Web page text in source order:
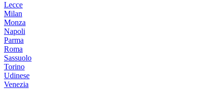
Lecce
Milan
Monza
Napoli
Parma
Roma
Sassuolo
Torino
Udinese
Venezia